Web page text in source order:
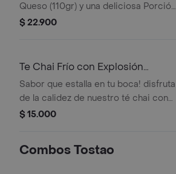
Queso (110gr) y una deliciosa Porción
de Torta de Chocolate
$ 22.900
Te Chai Frío con Explosión
Caramelo
Sabor que estalla en tu boca! disfruta
de la calidez de nuestro té chai con
leche cremosa y el toque dulce del
liberan todo su sabor al morderlas.
$ 15.000
Combos Tostao